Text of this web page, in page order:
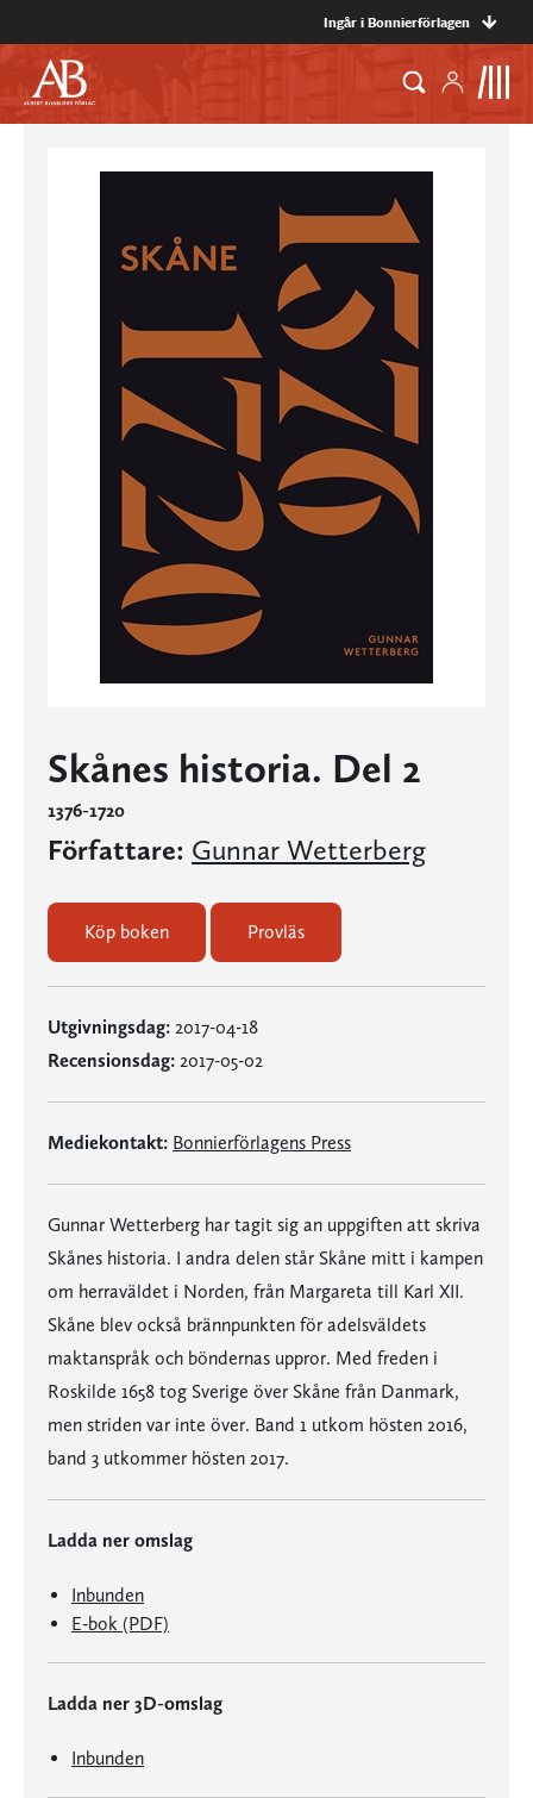
Ingår i Bonnierförlagen
Skånes historia. Del 2
1376-1720
Författare: Gunnar Wetterberg
Köp boken Provläs
Utgivningsdag: 2017-04-18
Recensionsdag: 2017-05-02
Mediekontakt: Bonnierförlagens Press
Gunnar Wetterberg har tagit sig an uppgiften att skriva
Skånes historia. I andra delen står Skåne mitt i kampen
om herraväldet i Norden, från Margareta till Karl XII.
Skåne blev också brännpunkten för adelsväldets
maktanspråk och böndernas uppror. Med freden i
Roskilde 1658 tog Sverige över Skåne från Danmark,
men striden var inte över. Band 1 utkom hösten 2016,
band 3 utkommer hösten 2017.
Ladda ner omslag
Inbunden
E-bok (PDF)
Ladda ner 3D-omslag
Inbunden